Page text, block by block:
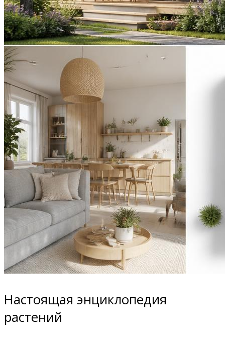
Настоящая энциклопедия
растений